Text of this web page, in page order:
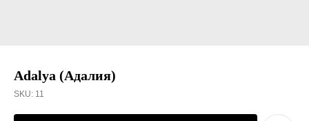
Adalya (Адалия)
SKU: 11